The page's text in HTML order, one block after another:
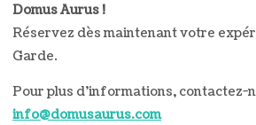
Domus Aurus !
Réservez dès maintenant votre
Garde.
Pour plus d’informations, contactez-
info@domusaurus.com